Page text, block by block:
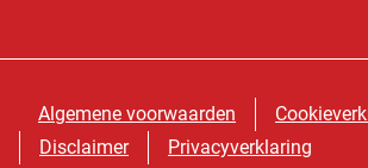
Algemene voorwaarden
Disclaimer
Privacyverklaring